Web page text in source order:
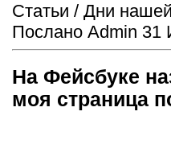
Статьи / Дни
Послано Admin 31
На Фейсбуке
моя страница